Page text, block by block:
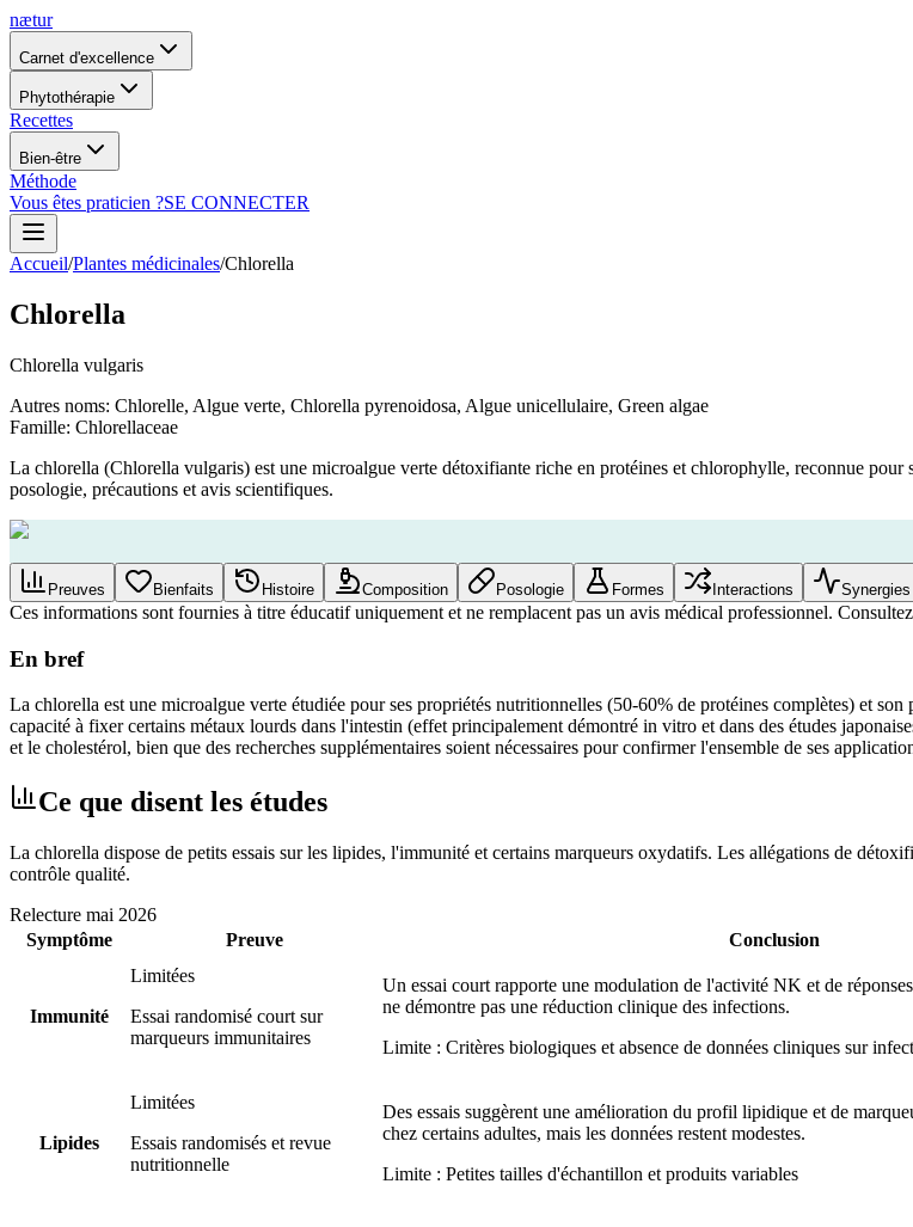
nætur
Carnet d'excellence
Phytothérapie
Recettes
Bien-être
Méthode
Vous êtes praticien ?SE CONNECTER
Accueil/Plantes médicinales/Chlorella
Chlorella
Chlorella vulgaris
Autres noms: Chlorelle, Algue verte, Chlorella pyrenoidosa, Algue unicellulaire, Green algae
Famille: Chlorellaceae
La chlorella (Chlorella vulgaris) est une microalgue verte détoxifiante riche en protéines et chlorophylle, reconnue
posologie, précautions et avis scientifiques.
Preuves Bienfaits Histoire Composition Posologie Formes Interactions Synergies
Ces informations sont fournies à titre éducatif uniquement et ne remplacent pas un avis médical professionnel.
En bref
La chlorella est une microalgue verte étudiée pour ses propriétés nutritionnelles (50-60% de protéines complètes) et
capacité à fixer certains métaux lourds dans l'intestin (effet principalement démontré in vitro et dans des études
et le cholestérol, bien que des recherches supplémentaires soient nécessaires pour confirmer l'ensemble de ses
Ce que disent les études
La chlorella dispose de petits essais sur les lipides, l'immunité et certains marqueurs oxydatifs. Les allégations de
contrôle qualité.
Relecture mai 2026
Symptôme
Preuve Conclusion
Immunité
Limitées
Essai randomisé court sur
marqueurs immunitaires
Un essai court rapporte une modulation de l'activité NK et de
ne démontre pas une réduction clinique des infections.
Limite : Critères biologiques et absence de données cliniques sur
Lipides
Limitées
Essais randomisés et revue
nutritionnelle
Des essais suggèrent une amélioration du profil lipidique et de
chez certains adultes, mais les données restent modestes.
Limite : Petites tailles d'échantillon et produits variables